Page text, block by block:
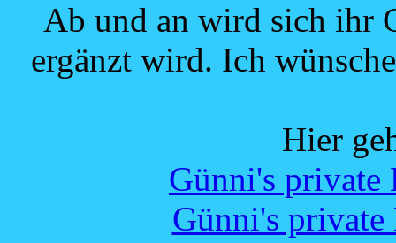
Ab und an wird sich ihr
ergänzt wird. Ich
Hier
Günni's private
Günni's private